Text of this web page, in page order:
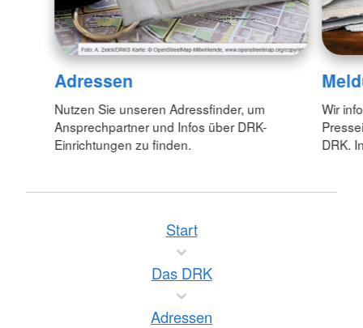
Adressen
Nutzen Sie unseren Adressfinder, um
Ansprechpartner und Infos über DRK-
Einrichtungen zu finden.
Wir
DRK.
Start
Das DRK
Adressen